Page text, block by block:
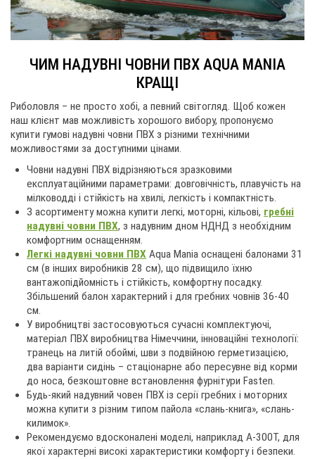
ЧИМ НАДУВНІ ЧОВНИ ПВХ AQUA MANIA
КРАЩІ
Риболовля – не просто хобі, а певний світогляд. Щоб кожен
наш клієнт мав можливість хорошого вибору, пропонуємо
купити гумові надувні човни ПВХ з різними технічними
можливостями за доступними цінами.
Човни надувні ПВХ відрізняються зразковими
експлуатаційними параметрами: довговічність, плавучість на
мілководді і стійкість на хвилі, легкість і компактність.
З асортименту можна купити легкі, моторні, кільові, гребні
надувні човни ПВХ, з надувним дном НДНД з необхідним
комфортним оснащенням.
Легкі надувні човни ПВХ Aqua Mania оснащені балонами 31
см (в інших виробників 28 см), що підвищило їхню
вантажопідйомність і стійкість, комфортну посадку.
Збільшений балон характерний і для гребних човнів 36-40
см.
У виробництві застосовуються сучасні комплектуючі,
матеріал ПВХ виробництва Німеччини, інноваційні технології:
транець на литій обоймі, шви з подвійною герметизацією,
два варіанти сидінь – стаціонарне або пересувне від корми
до носа, безкоштовне встановлення фурнітури Fasten.
Будь-який надувний човен ПВХ із серії гребних і моторних
можна купити з різним типом пайола «слань-книга», «слань-
килимок».
Рекомендуємо вдосконалені моделі, наприклад А-300Т, для
якої характерні високі характеристики комфорту і безпеки.